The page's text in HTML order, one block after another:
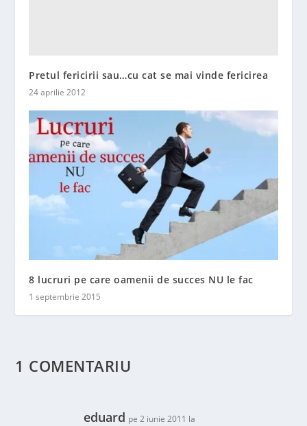
Pretul fericirii sau…cu cat se mai vinde fericirea
24 aprilie 2012
8 lucruri pe care oamenii de succes NU le fac
1 septembrie 2015
1 COMENTARIU
eduard pe 2 iunie 2011 la